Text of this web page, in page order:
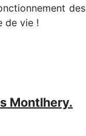
de vie !
Montlhery.